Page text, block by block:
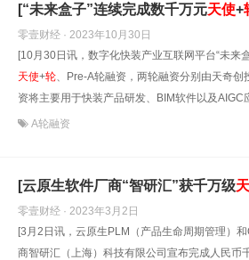
[“未来盒子”连续完成数千万元天使+
零壹财经 · 2023年10月30日
[10月30日讯，数字化快装产业互联网平台“未来
天使+轮、Pre-A轮融资，两轮融资分别由天奇创
资将主要用于快装产品研发、BIM软件以及AIGC
A轮融资
[云原生软件厂商“智研汇”获千万级
零壹财经 · 2023年3月2日
[3月2日讯，云原生PLM（产品生命周期管理）
商智研汇（上海）科技有限公司宣布完成人民币